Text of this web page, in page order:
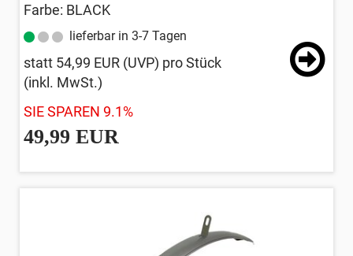
Farbe: BLACK
lieferbar in 3-7 Tagen
statt 54,99 EUR (UVP) pro Stück
(inkl. MwSt.)
SIE SPAREN 9.1%
49,99 EUR